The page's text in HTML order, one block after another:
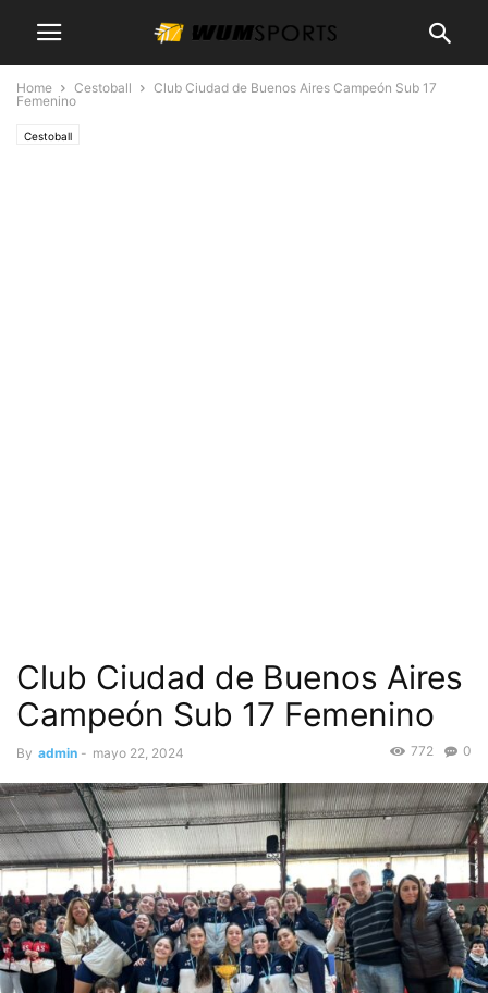
Home Cestoball
Club Ciudad de Buenos Aires Campeón Sub 17
Femenino
Cestoball
Club Ciudad de Buenos Aires
Campeón Sub 17 Femenino
By admin - mayo 22, 2024 0
772